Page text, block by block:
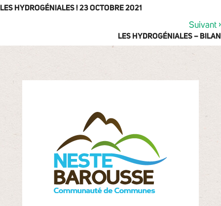
LES HYDROGÉNIALES ! 23 OCTOBRE 2021
Suivant ›
LES HYDROGÉNIALES – BILAN